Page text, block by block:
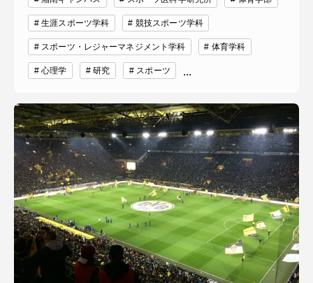
生涯スポーツ学科 競技スポーツ学科
スポーツ・レジャーマネジメント学科 体育学科
心理学 研究 スポーツ ...